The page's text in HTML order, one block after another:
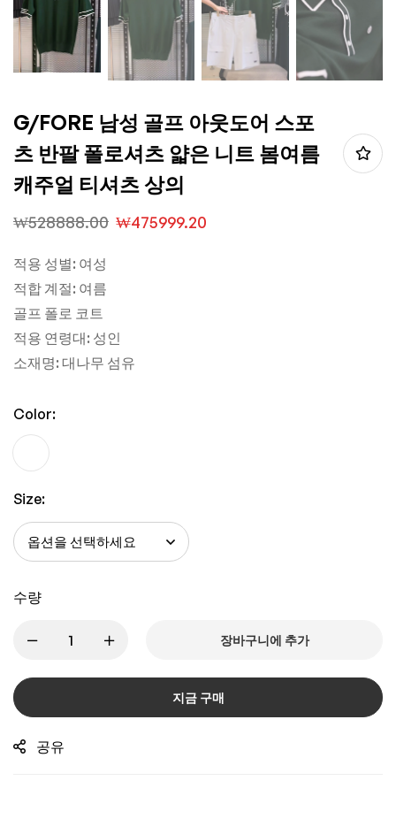
G/FORE 남성 골프 아웃도어 스포
츠 반팔 폴로셔츠 얇은 니트 봄여름
캐주얼 티셔츠 상의
₩528888.00 ₩475999.20
적용 성별: 여성
적합 계절: 여름
골프 폴로 코트
적용 연령대: 성인
소재명: 대나무 섬유
Color:
Size:
수량
장바구니에 추가
지금 구매
공유